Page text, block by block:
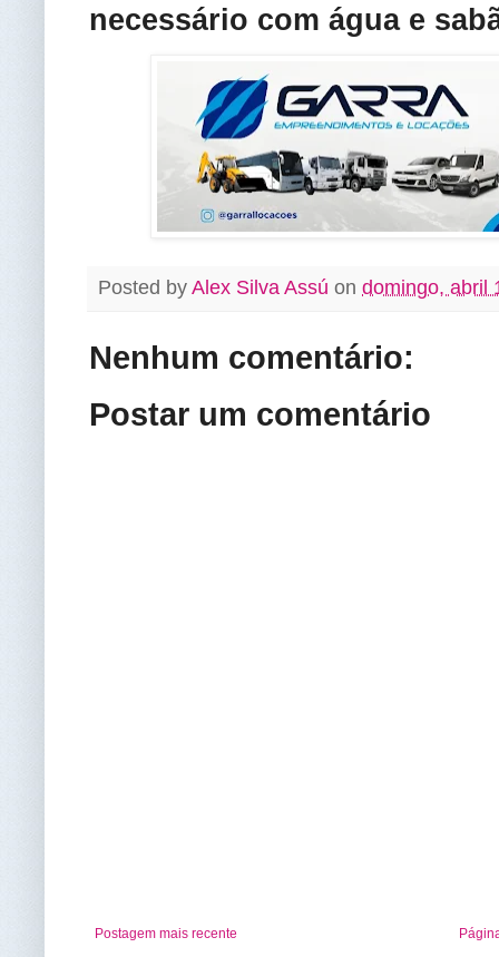
necessário com água e
Posted by Alex Silva Assú on domingo, abril
Nenhum comentário:
Postar um comentário
Postagem mais recente